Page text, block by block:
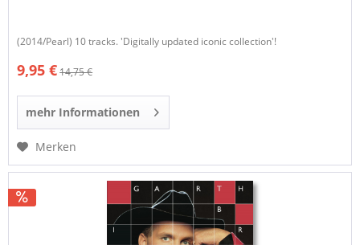
(2014/Pearl) 10 tracks. 'Digitally updated iconic collection'!
9,95 €14,75 €
mehr Informationen
Merken